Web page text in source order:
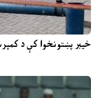
خیبر پښتونخوا کې د